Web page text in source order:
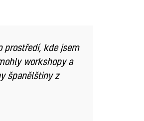
prostředí, kde jsem
workshopy a
španělštiny z